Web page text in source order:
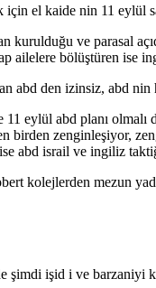
el kaide nin 11 eylül
kurulduğu ve parasal
ailelere bölüştüren ise
abd den izinsiz, abd
eylül abd planı olmalı
birden zenginleşiyor,
abd israil ve ingiliz
kolejlerden mezun
şimdi işid i ve barzaniyi